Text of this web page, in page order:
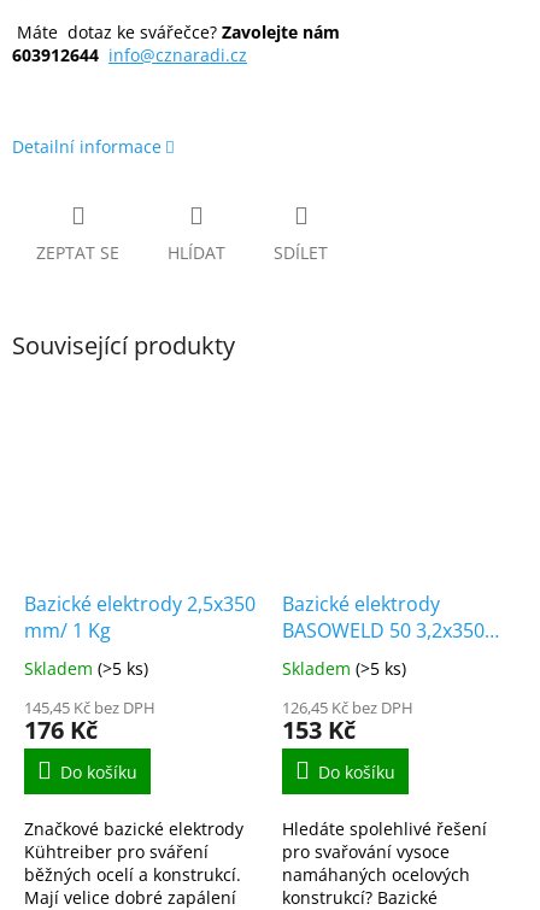
Máte dotaz ke svářečce? Zavolejte nám
603912644 info@cznaradi.cz
Detailní informace
ZEPTAT SE HLÍDAT SDÍLET
Související produkty
Bazické elektrody 2,5x350
mm/ 1 Kg
Skladem (>5 ks)
145,45 Kč bez DPH
176 Kč
Do košíku
Značkové bazické elektrody
Kühtreiber pro sváření
běžných ocelí a konstrukcí.
Mají velice dobré zapálení
Bazické elektrody
BASOWELD 50 3,2x350
mm/ 1 Kg
Skladem (>5 ks)
126,45 Kč bez DPH
153 Kč
Do košíku
Hledáte spolehlivé řešení
pro svařování vysoce
namáhaných ocelových
konstrukcí? Bazické